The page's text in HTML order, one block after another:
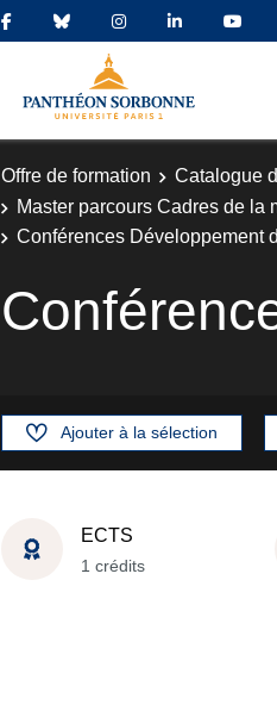
Offre de formation Catalogue
Master parcours Cadres de la
Conférences Développement
Ajouter à la sélection
ECTS
1 crédits